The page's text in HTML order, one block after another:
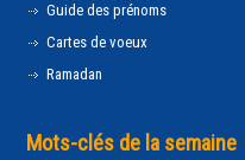
Guide des prénoms
Cartes de voeux
Ramadan
Mots-clés de la semaine